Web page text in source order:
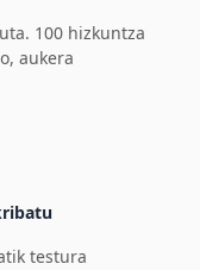
100 hizkuntza
aukera
testura